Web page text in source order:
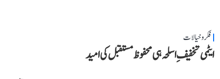
فکر و خیالات
ایٹمی تخفیفِ اسلحہ ہی محفوظ مستقبل کی امید